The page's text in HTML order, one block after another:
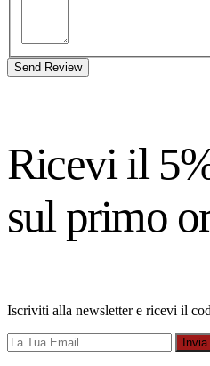
Send Review
Ricevi il
sul primo
Iscriviti alla newsletter e ricevi il
Invia